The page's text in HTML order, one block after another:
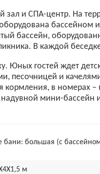
и СПА-центр. На
бассейном
бассейн,
В каждой
Юных гостей ждет
песочницей и
кормления, в номерах –
мини-бассейн
бани: большая (с
м